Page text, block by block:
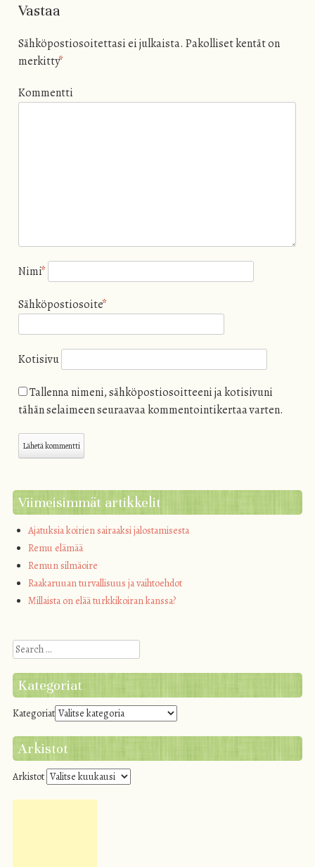
Vastaa
Sähköpostiosoitettasi ei julkaista. Pakolliset kentät on
merkitty*
Kommentti
Nimi*
Sähköpostiosoite*
Kotisivu
Tallenna nimeni, sähköpostiosoitteeni ja kotisivuni
tähän selaimeen seuraavaa kommentointikertaa varten.
Viimeisimmät artikkelit
Ajatuksia koirien sairaaksi jalostamisesta
Remu elämää
Remun silmäoire
Raakaruuan turvallisuus ja vaihtoehdot
Millaista on elää turkkikoiran kanssa?
Search
Kategoriat
Kategoriat
Arkistot
Arkistot